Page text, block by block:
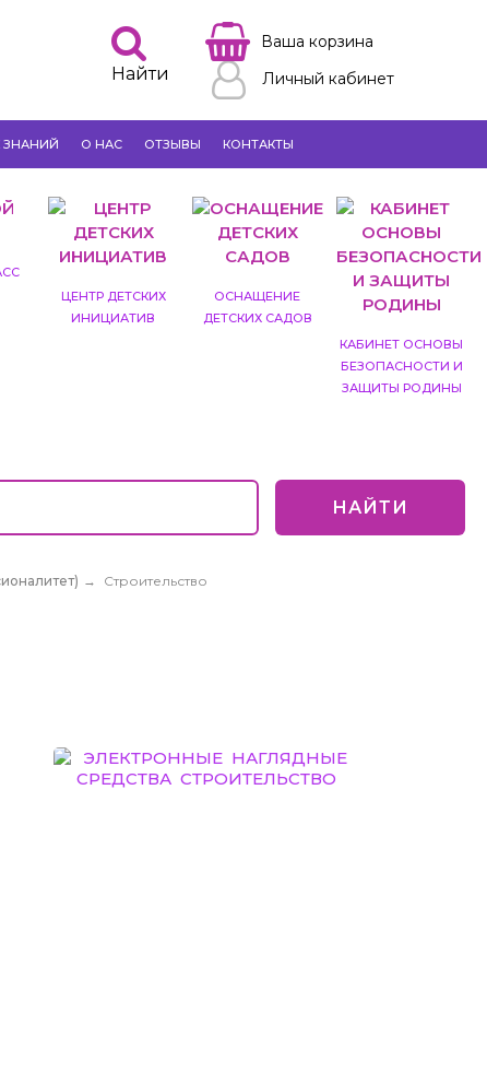
Найти
Ваша корзина
Личный кабинет
ЗНАНИЙ О НАС ОТЗЫВЫ КОНТАКТЫ
ЦЕНТР ДЕТСКИХ
ИНИЦИАТИВ
ОСНАЩЕНИЕ
ДЕТСКИХ САДОВ
КАБИНЕТ ОСНОВЫ
БЕЗОПАСНОСТИ И
ЗАЩИТЫ РОДИНЫ
НАЙТИ
→ Строительство